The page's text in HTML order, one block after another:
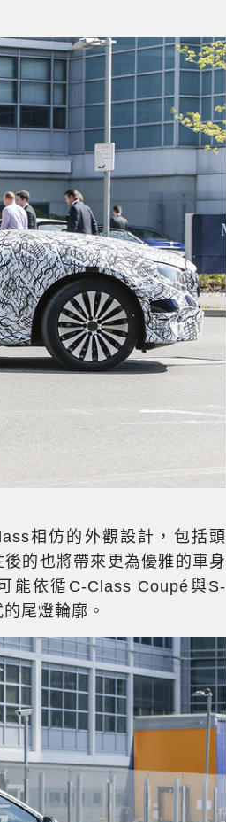
相仿的外觀設計，包括頭
的也將帶來更為優雅的車身
能依循C-Class Coupé與S-
尾燈輪廓。